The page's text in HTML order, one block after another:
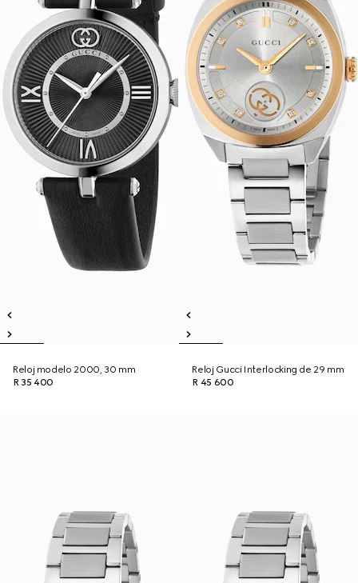
Reloj modelo 2000, 30 mm
R 35 400
Reloj Gucci Interlocking de 29 mm
R 45 600